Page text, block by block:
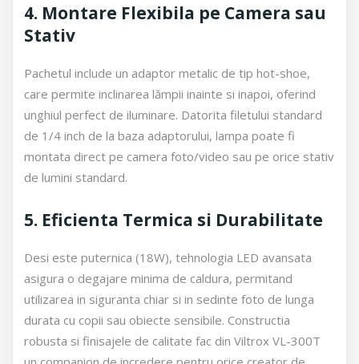
4. Montare Flexibila pe Camera sau
Stativ
Pachetul include un adaptor metalic de tip hot-shoe,
care permite inclinarea lămpii inainte si inapoi, oferind
unghiul perfect de iluminare. Datorita filetului standard
de 1/4 inch de la baza adaptorului, lampa poate fi
montata direct pe camera foto/video sau pe orice stativ
de lumini standard.
5. Eficienta Termica si Durabilitate
Desi este puternica (18W), tehnologia LED avansata
asigura o degajare minima de caldura, permitand
utilizarea in siguranta chiar si in sedinte foto de lunga
durata cu copii sau obiecte sensibile. Constructia
robusta si finisajele de calitate fac din Viltrox VL-300T